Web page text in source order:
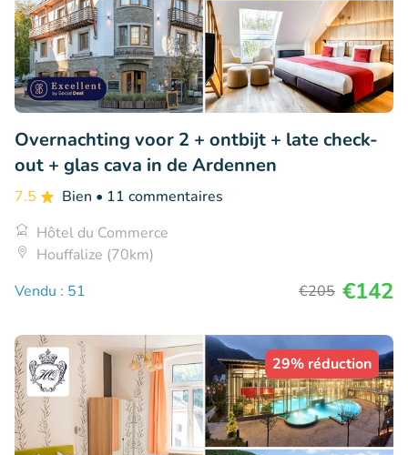
Overnachting voor 2 + ontbijt + late check-
out + glas cava in de Ardennen
7.5 Bien • 11 commentaires
Hôtel du Commerce
Houffalize (70km)
Vendu : 51
€205 €142
29% réduction